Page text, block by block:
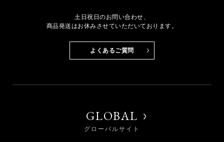
土日祝日のお問い合わせ、
商品発送はお休みさせていただいております。
よくあるご質問
GLOBAL
グローバルサイト